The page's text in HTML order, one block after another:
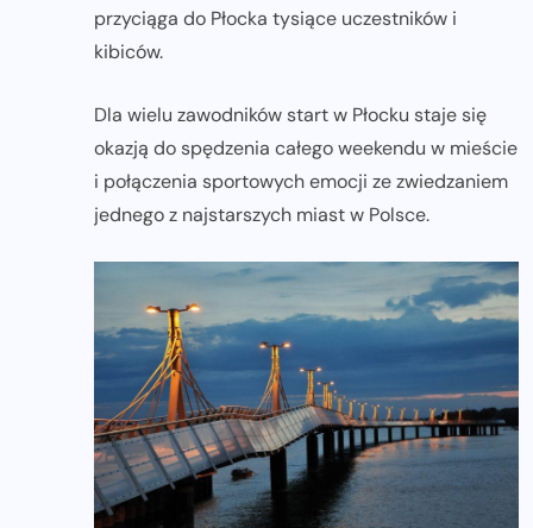
przyciąga do Płocka tysiące uczestników i
kibiców.
Dla wielu zawodników start w Płocku staje się
okazją do spędzenia całego weekendu w mieście
i połączenia sportowych emocji ze zwiedzaniem
jednego z najstarszych miast w Polsce.